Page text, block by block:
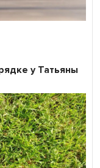
у Татьяны